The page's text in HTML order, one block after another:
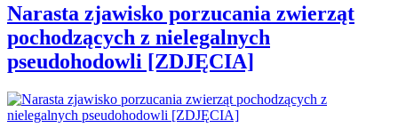
Narasta zjawisko porzucania zwierząt
pochodzących z nielegalnych
pseudohodowli [ZDJĘCIA]